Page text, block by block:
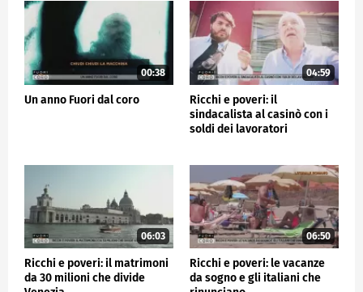
00:38
Un anno Fuori dal coro
04:59
Ricchi e poveri: il
sindacalista al casinò con i
soldi dei lavoratori
06:03
Ricchi e poveri: il matrimoni
da 30 milioni che divide
06:50
Ricchi e poveri: le vacanze
da sogno e gli italiani che